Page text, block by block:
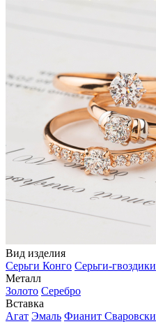
Вид изделия
Серьги Конго Серьги-гвоздики
Металл
Золото Серебро
Вставка
Агат Эмаль Фианит Сваровски